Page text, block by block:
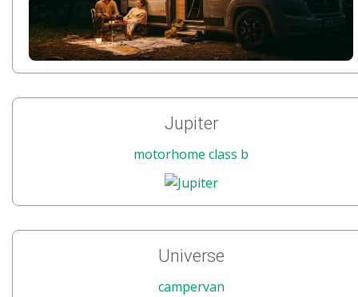
Jupiter
motorhome class b
Universe
campervan